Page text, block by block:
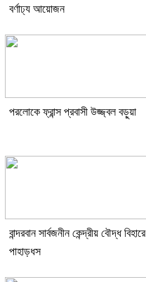
বর্ণাঢ্য আয়োজন
পরলোকে ফ্রান্স প্রবাসী উজ্জ্বল বড়ুয়া
বান্দরবান সার্বজনীন কেন্দ্রীয় বৌদ্ধ বিহারে
পাহাড়ধস